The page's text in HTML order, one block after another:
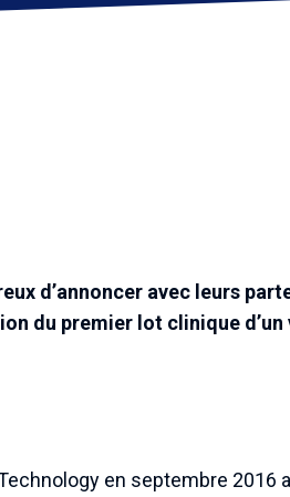
d’annoncer avec leurs
du premier lot clinique
en septembre 2016